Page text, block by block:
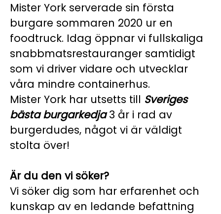
Mister York serverade sin första
burgare sommaren 2020 ur en
foodtruck. Idag öppnar vi fullskaliga
snabbmatsrestauranger samtidigt
som vi driver vidare och utvecklar
våra mindre containerhus.
Mister York har utsetts till Sveriges
bästa burgarkedja3 år i rad av
burgerdudes, något vi är väldigt
stolta över!
Är du den vi söker?
Vi söker dig som har erfarenhet och
kunskap av en ledande befattning